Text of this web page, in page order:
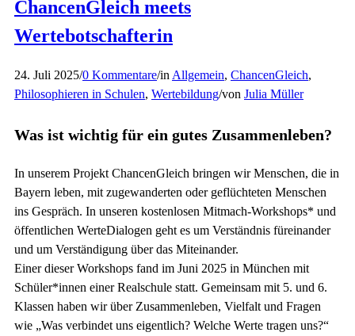
ChancenGleich meets
Wertebotschafterin
24. Juli 2025/0 Kommentare/in Allgemein, ChancenGleich,
Philosophieren in Schulen, Wertebildung/von Julia Müller
Was ist wichtig für ein gutes Zusammenleben?
In unserem Projekt ChancenGleich bringen wir Menschen, die in
Bayern leben, mit zugewanderten oder geflüchteten Menschen
ins Gespräch. In unseren kostenlosen Mitmach-Workshops* und
öffentlichen WerteDialogen geht es um Verständnis füreinander
und um Verständigung über das Miteinander.
Einer dieser Workshops fand im Juni 2025 in München mit
Schüler*innen einer Realschule statt. Gemeinsam mit 5. und 6.
Klassen haben wir über Zusammenleben, Vielfalt und Fragen
wie „Was verbindet uns eigentlich? Welche Werte tragen uns?“